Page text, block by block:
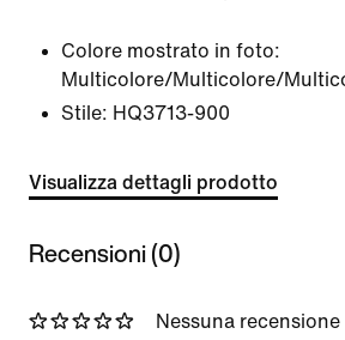
Colore mostrato in foto:
Multicolore/Multicolore/
Stile: HQ3713-900
Visualizza dettagli prodotto
Recensioni (0)
Nessuna recensione